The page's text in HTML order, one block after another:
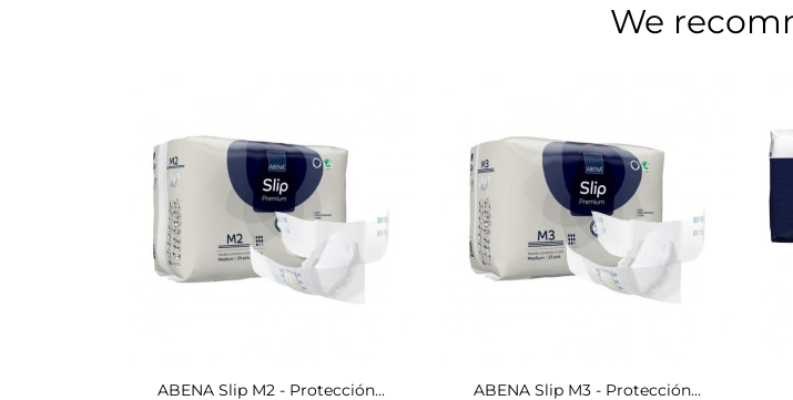
We
ABENA Slip M2 - Protección... ABENA Slip M3 - Protección...